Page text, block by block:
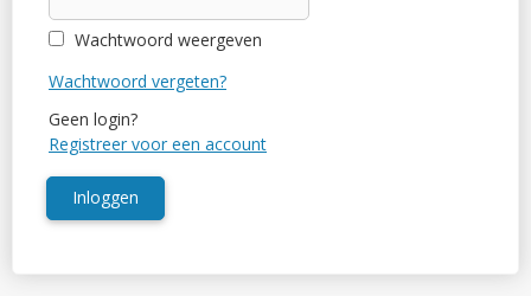
Wachtwoord weergeven
Wachtwoord vergeten?
Geen login?
Registreer voor een account
Inloggen